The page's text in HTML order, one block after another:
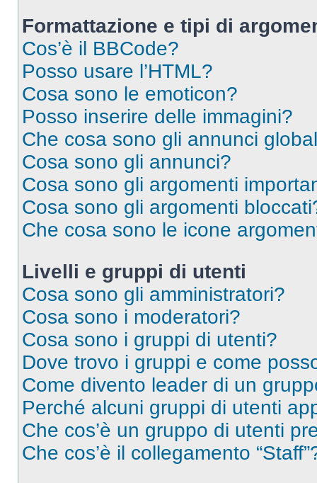
Formattazione e tipi di
Cos’è il BBCode?
Posso usare l’HTML?
Cosa sono le emoticon?
Posso inserire delle immagini?
Che cosa sono gli annunci
Cosa sono gli annunci?
Cosa sono gli argomenti
Cosa sono gli argomenti
Che cosa sono le icone
Livelli e gruppi di utenti
Cosa sono gli amministratori?
Cosa sono i moderatori?
Cosa sono i gruppi di utenti?
Dove trovo i gruppi e come
Come divento leader di un
Perché alcuni gruppi di utenti
Che cos’è un gruppo di utenti
Che cos’è il collegamento